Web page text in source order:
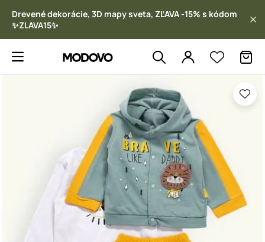
Drevené dekorácie, 3D mapy sveta, ZĽAVA -15% s kódom
✨ZLAVA15✨